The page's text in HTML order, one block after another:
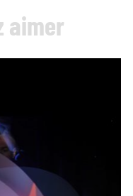
aimer